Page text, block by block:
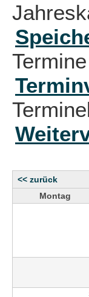
<< zurück
Montag